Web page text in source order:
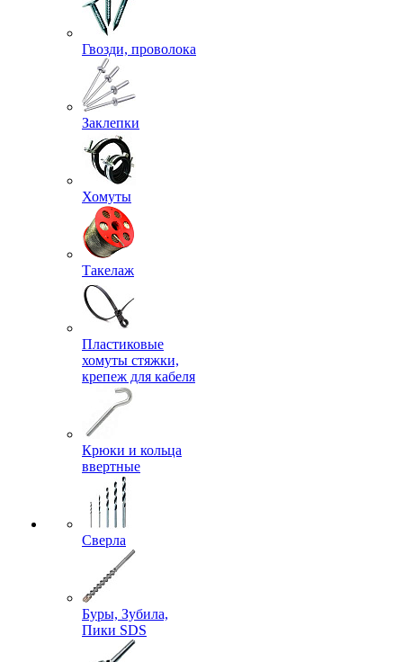
Гвозди, проволока
Заклепки
Хомуты
Такелаж
Пластиковые
хомуты стяжки,
крепеж для кабеля
Крюки и кольца
ввертные
Сверла
Буры, Зубила,
Пики SDS